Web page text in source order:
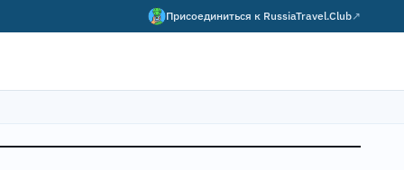
Присоединиться к RussiaTravel.Club↗